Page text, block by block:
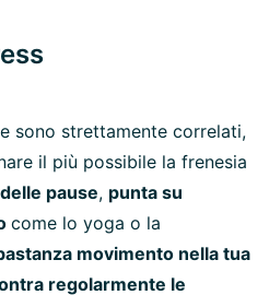
sono strettamente correlati,
il più possibile la frenesia
pause, punta su
come lo yoga o la
movimento nella tua
regolarmente le